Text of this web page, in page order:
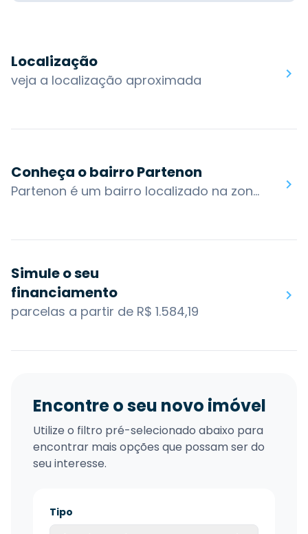
Localização
veja a localização aproximada
Conheça o bairro Partenon
Partenon é um bairro localizado na zona leste de Porto Alegre. O bairro é cortado pela Avenida Bento Gonçalves, uma das principais avenidas da cidade. Às suas margens, desenvolveu-se uma ampla rede comercial, que vai de pequenos estabelecimentos a hipermercados.A mesma diversificação de oferta se dá na educação, onde, na mesma avenida, são encontradas desde escolas de segundo grau estaduais e particulares, até universidades, como a PUCRS, que inaugurou seu Campus Central em 1968, ocupando uma grande área dentro do bairro.O bairro possui acesso por algumas das principais vias da cidade: Av. Bento Gonçalves, Av. Ipiranga, R. Cel Aparício Borges, R. Dr. Salvador França e Av. Antônio de Carvalho. Os bairros nos arredores são: Medianeira, Santo Antônio, Santana, Jardim Botânico, Jardim do Salso, Agronomia, Cel Aparício Borges e Glória.Você encontra no bairro Partenon: maior parte do Campus Central da Pontifícia Universidade Católica do Rio Grande do Sul (PUCRS), Colégio Marista Champagnat, Colégio Adventista do Partenon, Sociedade Beneficente Cultural Realeza, Praça Clio Fiori Druck, Praça Coronel Tristão José de Fraga, Praça Darcy Azambuja, Praça Doutor Arquimedes Azambuja, Praça Doutor Samir Squeff, Praça Esperanto, AMRIGS, Igreja São Jorge.
Simule o seu
financiamento
parcelas a partir de R$ 1.584,19
Encontre o seu novo imóvel
Utilize o filtro pré-selecionado abaixo para
encontrar mais opções que possam ser do
seu interesse.
Tipo